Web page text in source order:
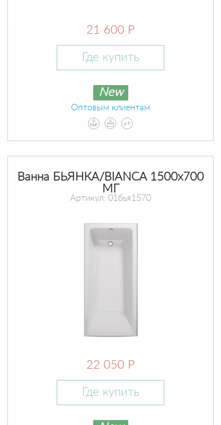
21 600 Р
Где купить
New
Оптовым клиентам
Ванна БЬЯНКА/BIANCA 1500х700
МГ
Артикул: 01бья1570
22 050 Р
Где купить